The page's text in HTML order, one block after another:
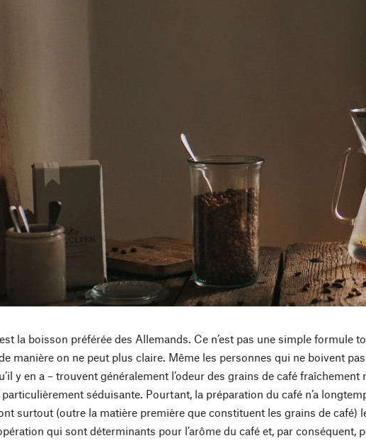
la boisson préférée des Allemands. Ce n’est pas une simple formule
manière on ne peut plus claire. Même les personnes qui ne boivent
y en a – trouvent généralement l’odeur des grains de café
séduisante. Pourtant, la préparation du café n’a
surtout (outre la matière première que constituent les grains de café)
qui sont déterminants pour l’arôme du café et, par conséquent,